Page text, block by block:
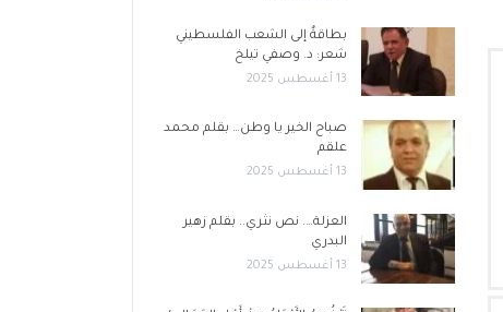
بطاقةٌ إلى الشعب الفلسطيني
شعر: د. وصفي تيلخ
13 أغسطس 2025
صباح الخير يا وطن… بقلم محمد
علقم
13 أغسطس 2025
العزلة…. نص نثري.. بقلم زهير
البدري
13 أغسطس 2025